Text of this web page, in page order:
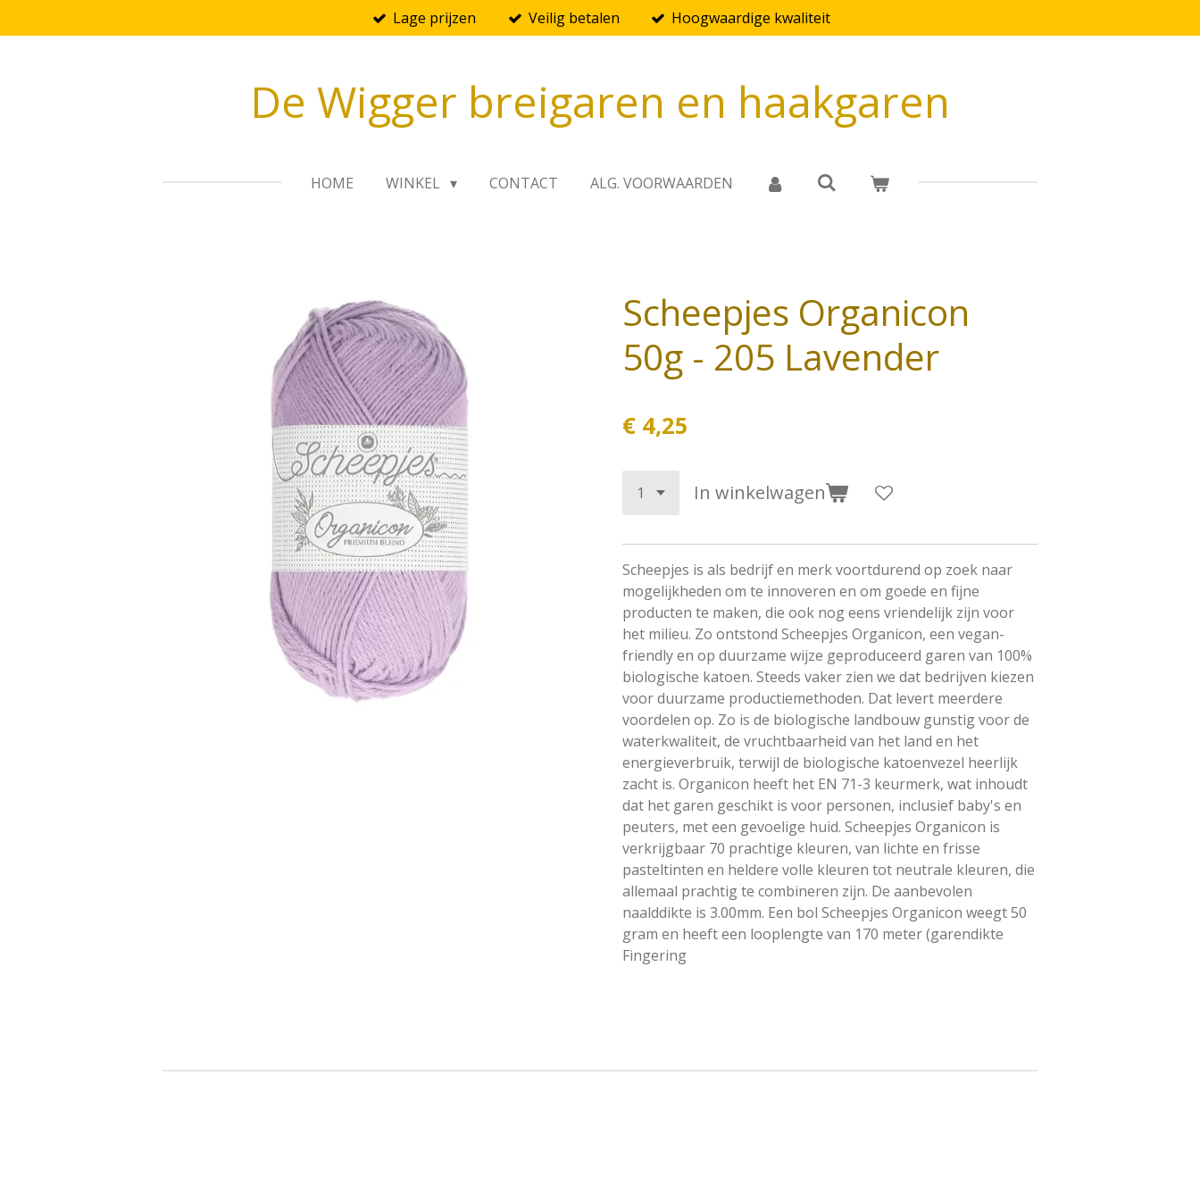
direct
Lage prijzen Veilig betalen Hoogwaardige kwaliteit
De Wigger breigaren en haakgaren
HOME WINKEL CONTACT ALG. VOORWAARDEN
Scheepjes Organicon
50g - 205 Lavender
€ 4,25
In winkelwagen
Scheepjes is als bedrijf en merk voortdurend op zoek naar
mogelijkheden om te innoveren en om goede en fijne
producten te maken, die ook nog eens vriendelijk zijn voor
het milieu. Zo ontstond Scheepjes Organicon, een vegan-
friendly en op duurzame wijze geproduceerd garen van 100%
biologische katoen. Steeds vaker zien we dat bedrijven kiezen
voor duurzame productiemethoden. Dat levert meerdere
voordelen op. Zo is de biologische landbouw gunstig voor de
waterkwaliteit, de vruchtbaarheid van het land en het
energieverbruik, terwijl de biologische katoenvezel heerlijk
zacht is. Organicon heeft het EN 71-3 keurmerk, wat inhoudt
dat het garen geschikt is voor personen, inclusief baby's en
peuters, met een gevoelige huid. Scheepjes Organicon is
verkrijgbaar 70 prachtige kleuren, van lichte en frisse
pasteltinten en heldere volle kleuren tot neutrale kleuren, die
allemaal prachtig te combineren zijn. De aanbevolen
naalddikte is 3.00mm. Een bol Scheepjes Organicon weegt 50
gram en heeft een looplengte van 170 meter (garendikte
Fingering